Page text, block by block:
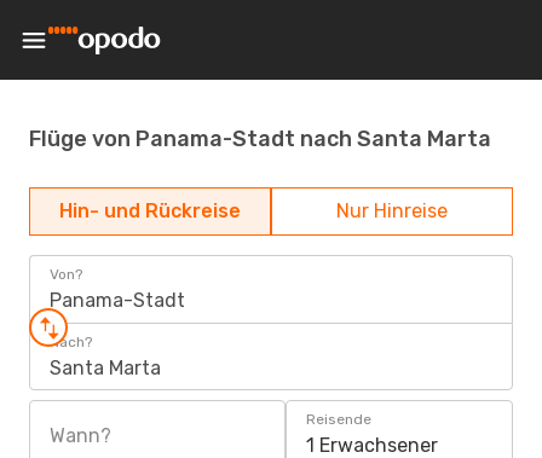
Flüge von Panama-Stadt nach Santa Marta
Hin- und Rückreise Nur Hinreise
Von?
Panama-Stadt
Nach?
Santa Marta
Wann?
Reisende
1 Erwachsener